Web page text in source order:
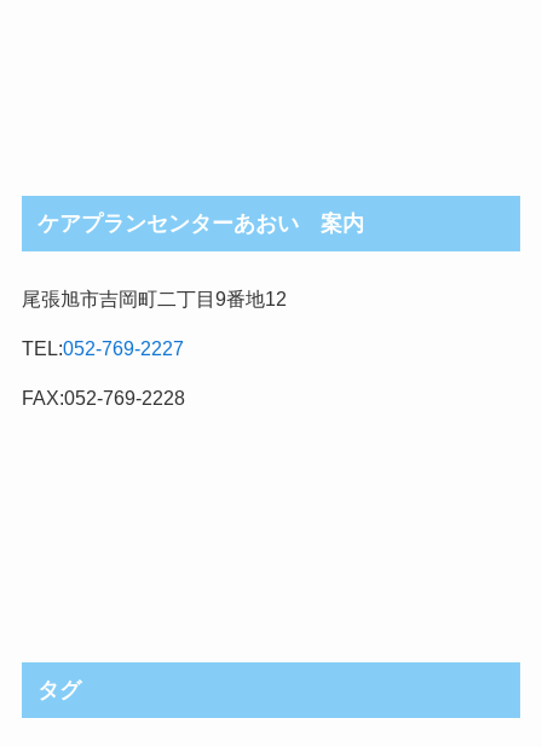
ケアプランセンターあおい 案内
尾張旭市吉岡町二丁目9番地12
TEL:052-769-2227
FAX:052-769-2228
タグ